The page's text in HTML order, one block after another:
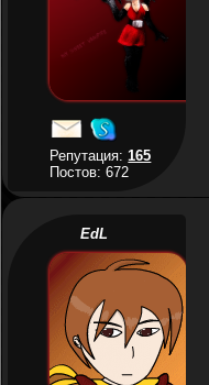
Репутация:165
Постов: 672
EdL